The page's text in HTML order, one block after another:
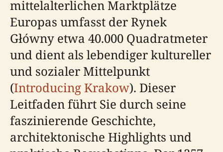
mittelalterlichen Marktplätze
Europas umfasst der Rynek
Główny etwa 40.000 Quadratmeter
und dient als lebendiger kultureller
und sozialer Mittelpunkt
(Introducing Krakow). Dieser
Leitfaden führt Sie durch seine
faszinierende Geschichte,
architektonische Highlights und